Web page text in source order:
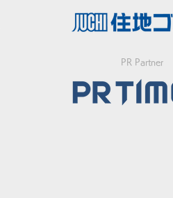
PR Partner